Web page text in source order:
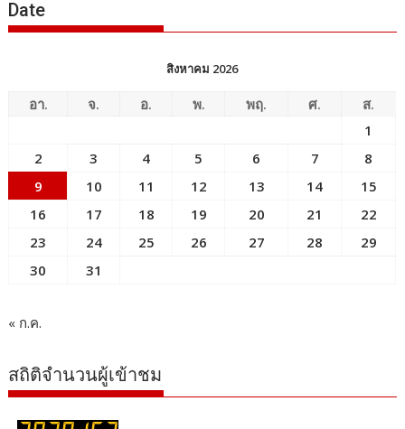
Date
สิงหาคม 2026
อา. จ. อ. พ. พฤ. ศ.
ส.
1
2
3 4 5 6 7
8
9
10 11 12 13 14
15
16
17 18 19 20 21
22
23
24 25 26 27 28
29
30
31
« ก.ค.
สถิติจำนวนผู้เข้าชม